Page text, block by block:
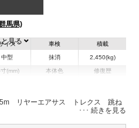
馬県)
イズ
中型
車検
抹消
積載
2,450(kg)
(mm) 本体色 修復歴
と見る
リヤーエアサス トレクス 跳ね